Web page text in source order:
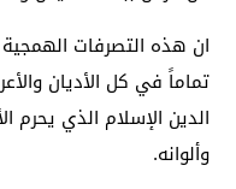
ان هذه التصرفات
تماماً في كل الأديان
الدين الإسلام الذي يحرم
وألوانه.